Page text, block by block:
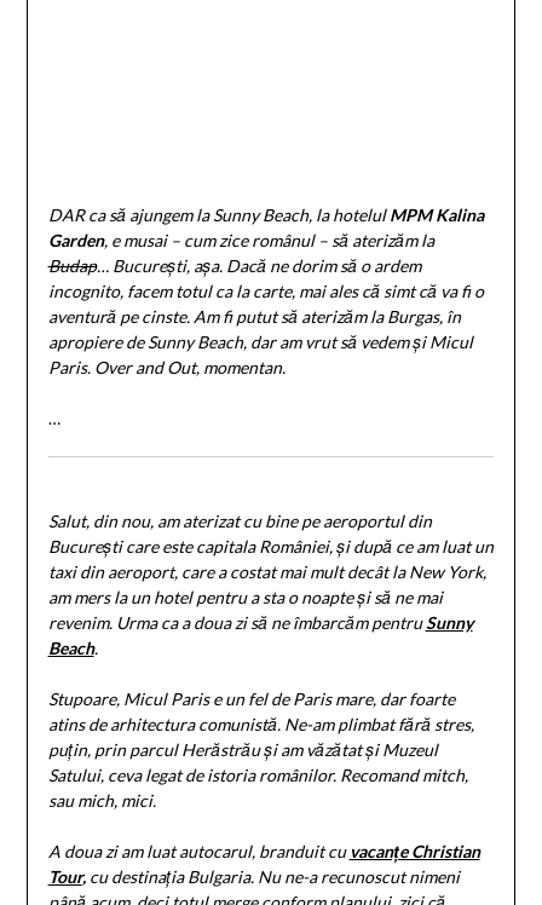
DAR ca să ajungem la Sunny Beach, la hotelulMPM Kalina
Garden, e musai – cum zice românul – să aterizăm la
Budap… București, așa. Dacă ne dorim să o ardem
incognito, facem totul ca la carte, mai ales că simt că va fi o
aventură pe cinste. Am fi putut să aterizăm la Burgas, în
apropiere de Sunny Beach, dar am vrut să vedem și Micul
Paris. Over and Out, momentan.
…
Salut, din nou, am aterizat cu bine pe aeroportul din
București care este capitala României, și după ce am luat un
taxi din aeroport, care a costat mai mult decât la New York,
am mers la un hotel pentru a sta o noapte și să ne mai
revenim. Urma ca a doua zi să ne îmbarcăm pentruSunny
Beach.
Stupoare, Micul Paris e un fel de Paris mare, dar foarte
atins de arhitectura comunistă. Ne-am plimbat fără stres,
puțin, prin parcul Herăstrău și am văzătat și Muzeul
Satului, ceva legat de istoria românilor. Recomand mitch,
sau mich, mici.
A doua zi am luat autocarul, branduit cu vacanțe Christian
Tour,cu destinația Bulgaria. Nu ne-a recunoscut nimeni